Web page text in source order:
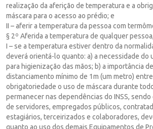
realização da aferição de temperatura e a
máscara para o acesso ao prédio; e
II – aferir a temperatura da pessoa com
§ 2º Aferida a temperatura de qualquer
I – se a temperatura estiver dentro da
deverá orientá-lo quanto: a) a necessidade do
para higienização das mãos; b) a importância
distanciamento mínimo de 1m (um metro)
obrigatoriedade o uso de máscara durante
permanecer nas dependências do INSS,
de servidores, empregados públicos,
estagiários, terceirizados e colaboradores,
quanto ao uso dos demais Equipamentos de